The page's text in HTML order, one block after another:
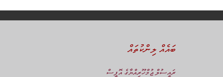
ބައެއް ލިންކުތައް
ރައީސުލް ޖުމްހޫރިއްޔާގެ އޮފީސް